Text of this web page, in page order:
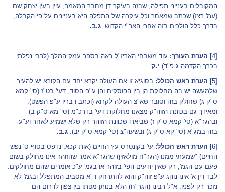
המקובלים בענייני תפילה, שבזה בעיקר דן מחבר המאמר, עיין בעין יצחק שם
(עמ' רצז) שכתב שמאחר וכל עיקרה של התפלה היא בעניינים על פי הקבלה,
בדרך כלל הולכים בזה אחרי האר"י הקדוש. ג.ב.
[4] הערת העורך: עוד משבחי האריז"ל ראה בספר עמק המלך (לרבי נפלתי
בכרך הקדמה ג פ"ד) י.ק
[5]
הערת ראש הכולל: בסוגיא זו אם העולה יקרא יחד עם הקורא יש להעיר
שלמעשה יש בה מחלוקת הן בין הפוסקים והן ע"פ הסוד, דעי' בט"ז (סי' קמא
ס"ק ג) שחולק בזה וסובר שא"צ העולה לקרוא (וכתב דבריו ע"פ הפשט).
ומאידך גם בכוונת הזוה"ק מצאנו מחלוקת דעי' בדרכ"מ (סי' מא ס"ק ב)
ובהגר"א (סי' קמא ס"ק ז) שביארו שכוונת הזוהר רק שלא ישמיע לאחר וע"ע
בזה במג"א (סי' קא ס"ק ג) ובשעה"צ (סי' קמא ס"ק יב). ג.ב.
[6]
הערת ראש הכולל: עי' בקונטרס עץ החיים (אות קכא, נדפס בסוף ס' נפש
החיים) "שמעתי ממנו (הגר"ח מולאזין) שהגר"א אמר שהזוהר אינו מחולק בשום
פעם עם הגמ', רק שאין יודעים הפי' בזוהר או בגמ' ע"כ אומרים שהם מחולקים.
לבד דין א' אינו נוהג ע"פ זוה"ק והוא להתרחק ד"א מסביב המתפלל ובגמ' לא
נזכר רק לפניו, א"ל רבינו (הגר"ח) הלא בנותן מטתו בין צפון לדרום הם